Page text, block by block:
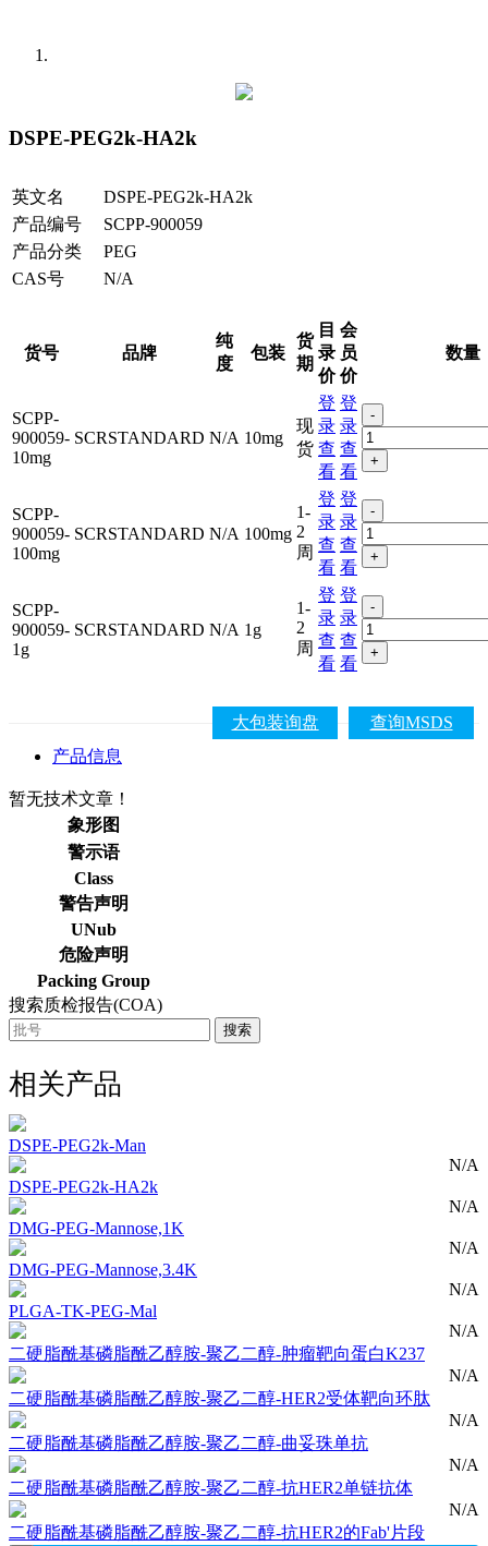
DSPE-PEG2k-HA2k
英文名
DSPE-PEG2k-HA2k
产品编号
SCPP-900059
产品分类
PEG
CAS号
N/A
货号 品牌
纯
度
包装
货
期
目
录
价
会
员
价
数量
SCPP-
900059-
10mg
SCRSTANDARD N/A 10mg
现
货
登
录
查
看
登
录
查
看
-
+
SCPP-
900059-
100mg
SCRSTANDARD N/A 100mg
1-
2
周
登
录
查
看
登
录
查
看
-
+
SCPP-
900059-
1g
SCRSTANDARD N/A 1g
1-
2
周
登
录
查
看
登
录
查
看
-
+
查询MSDS
大包装询盘
产品信息
暂无技术文章！
象形图
警示语
Class
警告声明
UNub
危险声明
Packing Group
搜索质检报告(COA)
搜索
相关产品
DSPE-PEG2k-Man
N/A
DSPE-PEG2k-HA2k
N/A
DMG-PEG-Mannose,1K
N/A
DMG-PEG-Mannose,3.4K
N/A
PLGA-TK-PEG-Mal
N/A
二硬脂酰基磷脂酰乙醇胺-聚乙二醇-肿瘤靶向蛋白K237
N/A
二硬脂酰基磷脂酰乙醇胺-聚乙二醇-HER2受体靶向环肽
N/A
二硬脂酰基磷脂酰乙醇胺-聚乙二醇-曲妥珠单抗
N/A
二硬脂酰基磷脂酰乙醇胺-聚乙二醇-抗HER2单链抗体
N/A
二硬脂酰基磷脂酰乙醇胺-聚乙二醇-抗HER2的Fab'片段